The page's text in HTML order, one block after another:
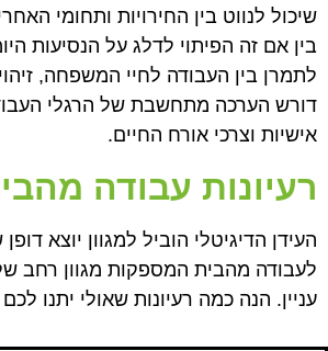
שיכול לנווט בין החירויות ותחומי
בין אם זה הפיתוי לדלג על הנסיעות
לתמרן בין העבודה לחיי המשפחה,
דורש הערכה מתחשבת של הרגלי
אישיות וצרכי אורח החיים.
רעיונות עבודה
העידן הדיגיטלי הוביל למגוון יוצא
לעבודה מהבית המספקות מגוון רחב של
עניין. הנה כמה רעיונות שאולי יתנו לכם